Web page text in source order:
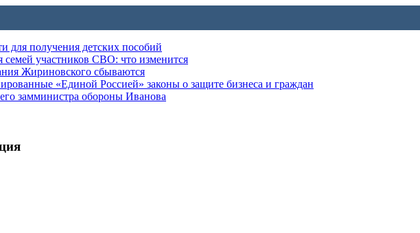
для получения детских пособий
участников СВО: что изменится
Жириновского сбываются
«Единой Россией» законы о защите бизнеса и граждан
замминистра обороны Иванова